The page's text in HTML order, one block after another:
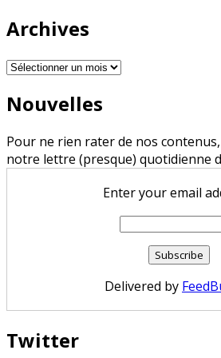
Archives
Archives
Nouvelles
Pour ne rien rater de nos
notre lettre (presque) quotidienne
Enter your email
Delivered by
Twitter